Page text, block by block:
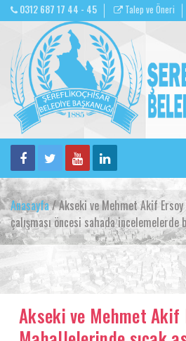
0312 687 17 44 - 45 Talep ve Öneri
Anasayfa/ Akseki ve Mehmet Akif
çalışması öncesi sahada incelemelerde
Akseki ve Mehmet Akif